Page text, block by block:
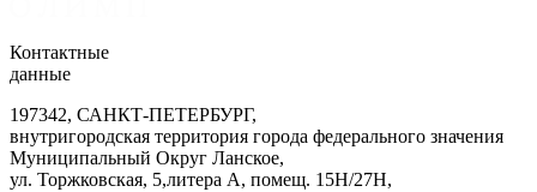
Контактные
данные
197342, САНКТ-ПЕТЕРБУРГ,
внутригородская территория города федерального значения
Муниципальный Округ Ланское,
ул. Торжковская, 5,литера А, помещ. 15Н/27Н,